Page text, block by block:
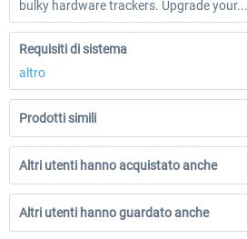
bulky hardware trackers. Upgrade your...
Requisiti di sistema
altro
Prodotti simili
Altri utenti hanno acquistato anche
Altri utenti hanno guardato anche